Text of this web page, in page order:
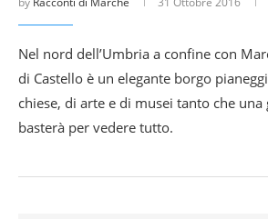
Nel nord dell’Umbria a confine con
di Castello è un elegante borgo
chiese, di arte e di musei tanto che
basterà per vedere tutto.